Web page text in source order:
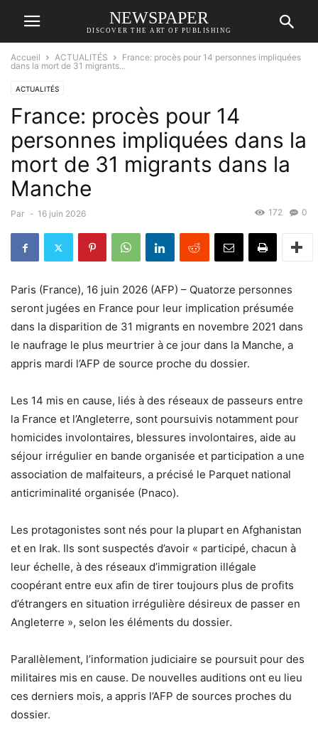
NEWSPAPER
DISCOVER THE ART OF PUBLISHING
Accueil ACTUALITÉS
France: procès pour 14 personnes impliquées
dans la mort de 31 migrants...
ACTUALITÉS
France: procès pour 14
personnes impliquées dans la
mort de 31 migrants dans la
Manche
Par - 16 juin 2026 0
172
Paris (France), 16 juin 2026 (AFP) – Quatorze personnes
seront jugées en France pour leur implication présumée
dans la disparition de 31 migrants en novembre 2021 dans
le naufrage le plus meurtrier à ce jour dans la Manche, a
appris mardi l’AFP de source proche du dossier.
Les 14 mis en cause, liés à des réseaux de passeurs entre
la France et l’Angleterre, sont poursuivis notamment pour
homicides involontaires, blessures involontaires, aide au
séjour irrégulier en bande organisée et participation a une
association de malfaiteurs, a précisé le Parquet national
anticriminalité organisée (Pnaco).
Les protagonistes sont nés pour la plupart en Afghanistan
et en Irak. Ils sont suspectés d’avoir « participé, chacun à
leur échelle, à des réseaux d’immigration illégale
coopérant entre eux afin de tirer toujours plus de profits
d’étrangers en situation irrégulière désireux de passer en
Angleterre », selon les éléments du dossier.
Parallèlement, l’information judiciaire se poursuit pour des
militaires mis en cause. De nouvelles auditions ont eu lieu
ces derniers mois, a appris l’AFP de sources proches du
dossier.